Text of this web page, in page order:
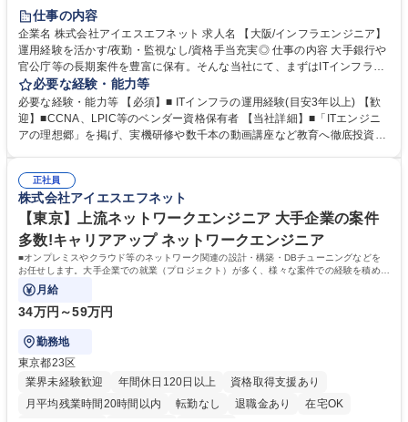
仕事の内容
企業名 株式会社アイエスエフネット 求人名 【大阪/インフラエンジニア】
運用経験を活かす/夜勤・監視なし/資格手当充実◎ 仕事の内容 大手銀行や
官公庁等の長期案件を豊富に保有。そんな当社にて、まずはITインフラの
運用保守からスタートし、設計構築へとステップアップするエンジニア職
をご担当いただきます。 採用背景：関西エリアの運用保守案件増加に伴う
増員です。■大手企業でのサーバ・NW運用保守を担い、数年単位の長期プ
ロジェクトで着実にスキルを磨きます。■環境：全社員にiPhoneを貸与
ー移転や設計構築等の上流工程へ挑戦可能です。 募集職種 【大阪/インフ
ラエンジニア】運用経験を活かす/夜勤・監視なし/資格手当充実◎
必要な経験・能力等
必要な経験・能力等 【必須】■ ITインフラの運用経験(目安3年以上) 【歓
迎】■CCNA、LPIC等のベンダー資格保有者 【当社詳細】■「ITエンジニ
アの理想郷」を掲げ、実機研修や数千本の動画講座など教育へ徹底投資。
25日、有休取得率も高く、残業月平均7.3hと業界屈指の環境。上司や営業
との定期面談もあり、悩みゼロを目指す温かい社風が自慢です。 学歴・資
格 学歴：大学院 大学 高専 短大 専修学校 高校 語学力： 資格：シスコ技術
者認定CCNA LPIC-1
正社員
株式会社アイエスエフネット
【東京】上流ネットワークエンジニア 大手企業の案件
多数!キャリアアップ ネットワークエンジニア
■オンプレミスやクラウド等のネットワーク関連の設計・構築・DBチューニングなどを
お任せします。大手企業での就業（プロジェクト）が多く、様々な案件での経験を積める
ため、非常にやりがいのある環境です。
月給
34万円～59万円
勤務地
東京都23区
業界未経験歓迎
年間休日120日以上
資格取得支援あり
月平均残業時間20時間以内
転勤なし 退職金あり
在宅OK